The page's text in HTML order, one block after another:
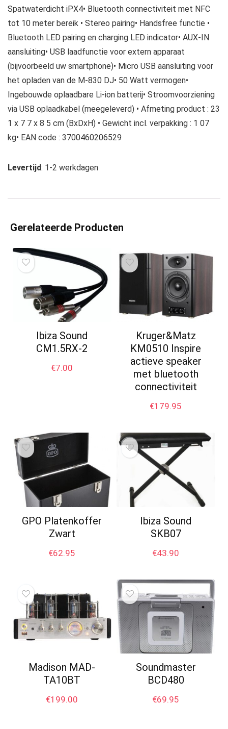
Spatwaterdicht iPX4• Bluetooth connectiviteit met NFC
tot 10 meter bereik • Stereo pairing• Handsfree functie •
Bluetooth LED pairing en charging LED indicator• AUX-IN
aansluiting• USB laadfunctie voor extern apparaat
(bijvoorbeeld uw smartphone)• Micro USB aansluiting voor
het opladen van de M-830 DJ• 50 Watt vermogen•
Ingebouwde oplaadbare Li-ion batterij• Stroomvoorziening
via USB oplaadkabel (meegeleverd) • Afmeting product : 23
1 x 7 7 x 8 5 cm (BxDxH) • Gewicht incl. verpakking : 1 07
kg• EAN code : 3700460206529
Levertijd: 1-2 werkdagen
Gerelateerde Producten
Ibiza Sound
CM1.5RX-2
€7.00
Kruger&Matz
KM0510 Inspire
actieve speaker
met bluetooth
connectiviteit
€179.95
GPO Platenkoffer
Zwart
€62.95
Ibiza Sound
SKB07
€43.90
Madison MAD-
TA10BT
€199.00
Soundmaster
BCD480
€69.95